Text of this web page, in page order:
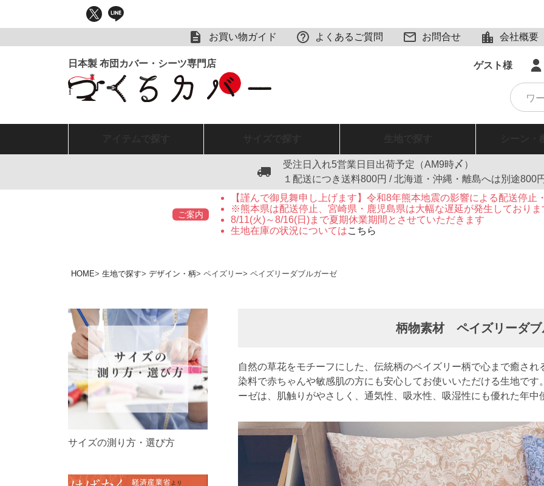
お買い物ガイド よくあるご質問 お問合せ 会社概要
ゲスト様
受注日入れ5営業日目出荷予定（AM9時〆）
１配送につき送料800円 / 北海道・沖縄・離島へは別途800
ご案内
【謹んで御見舞申し上げます】令和8年熊本地震の影響による配送停止
※熊本県は配送停止、宮崎県・鹿児島県は大幅な遅延が発生しておりま
8/11(火)～8/16(日)まで夏期休業期間とさせていただきます
生地在庫の状況についてはこちら
HOME 生地で探す デザイン・柄 ペイズリー ペイズリーダブルガーゼ
サイズの測り方・選び方
柄物素材 ペイズリーダブ
自然の草花をモチーフにした、伝統柄のペイズリー柄で心まで癒さ
染料で赤ちゃんや敏感肌の方にも安心してお使いいただける生地で
ーゼは、肌触りがやさしく、通気性、吸水性、吸湿性にも優れた年中